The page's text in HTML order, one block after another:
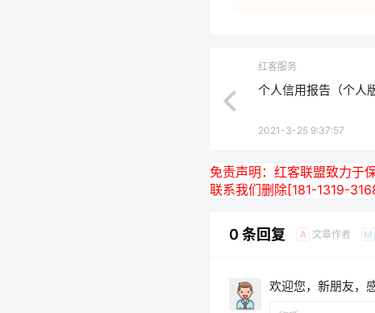
红客服务
个人信用报告（个人
2021-3-25 9:37:57
免责声明： 红客联盟致力于
联系我们删除[181-1319-
0 条回复 A 文章作者 M
欢迎您，新朋友，